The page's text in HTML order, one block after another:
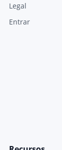
Legal
Entrar